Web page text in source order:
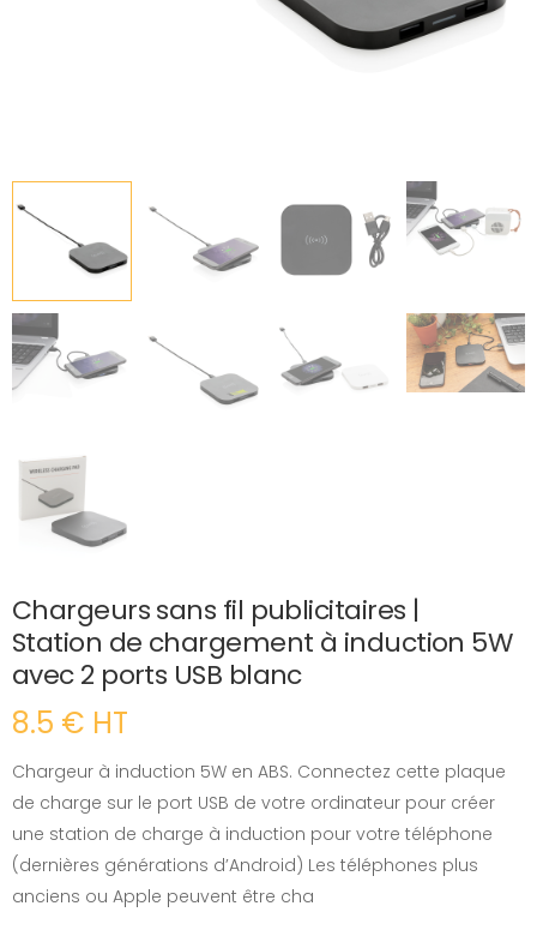
Chargeurs sans fil publicitaires |
Station de chargement à induction 5W
avec 2 ports USB blanc
8.5 € HT
Chargeur à induction 5W en ABS. Connectez cette plaque
de charge sur le port USB de votre ordinateur pour créer
une station de charge à induction pour votre téléphone
(dernières générations d’Android) Les téléphones plus
anciens ou Apple peuvent être cha